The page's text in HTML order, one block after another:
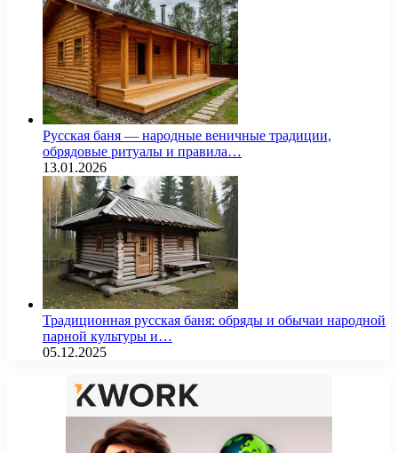
Русская баня — народные веничные традиции,
обрядовые ритуалы и правила…
13.01.2026
Традиционная русская баня: обряды и обычаи народной
парной культуры и…
05.12.2025